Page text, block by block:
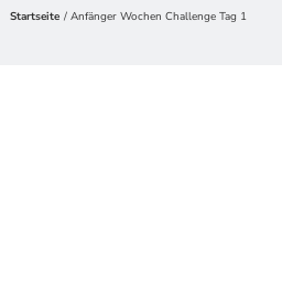
Startseite Anfänger Wochen Challenge Tag 1